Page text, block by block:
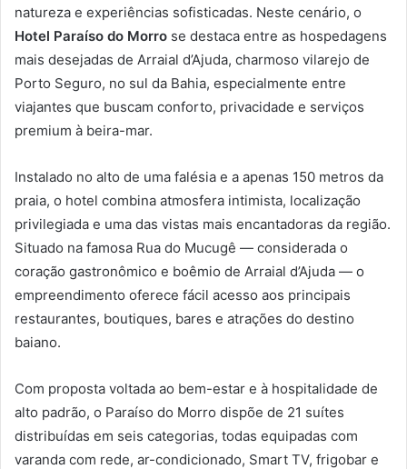
natureza e experiências sofisticadas. Neste cenário, o
Hotel Paraíso do Morro se destaca entre as hospedagens
mais desejadas de Arraial d’Ajuda, charmoso vilarejo de
Porto Seguro, no sul da Bahia, especialmente entre
viajantes que buscam conforto, privacidade e serviços
premium à beira-mar.
Instalado no alto de uma falésia e a apenas 150 metros da
praia, o hotel combina atmosfera intimista, localização
privilegiada e uma das vistas mais encantadoras da região.
Situado na famosa Rua do Mucugê — considerada o
coração gastronômico e boêmio de Arraial d’Ajuda — o
empreendimento oferece fácil acesso aos principais
restaurantes, boutiques, bares e atrações do destino
baiano.
Com proposta voltada ao bem-estar e à hospitalidade de
alto padrão, o Paraíso do Morro dispõe de 21 suítes
distribuídas em seis categorias, todas equipadas com
varanda com rede, ar-condicionado, Smart TV, frigobar e